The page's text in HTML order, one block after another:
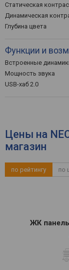
Статическая
Динамическая
Глубина цвета
Функции и
Встроенные
Мощность звука
USB-хаб 2.0
Цены на
магазин
по рейтингу по
ЖК